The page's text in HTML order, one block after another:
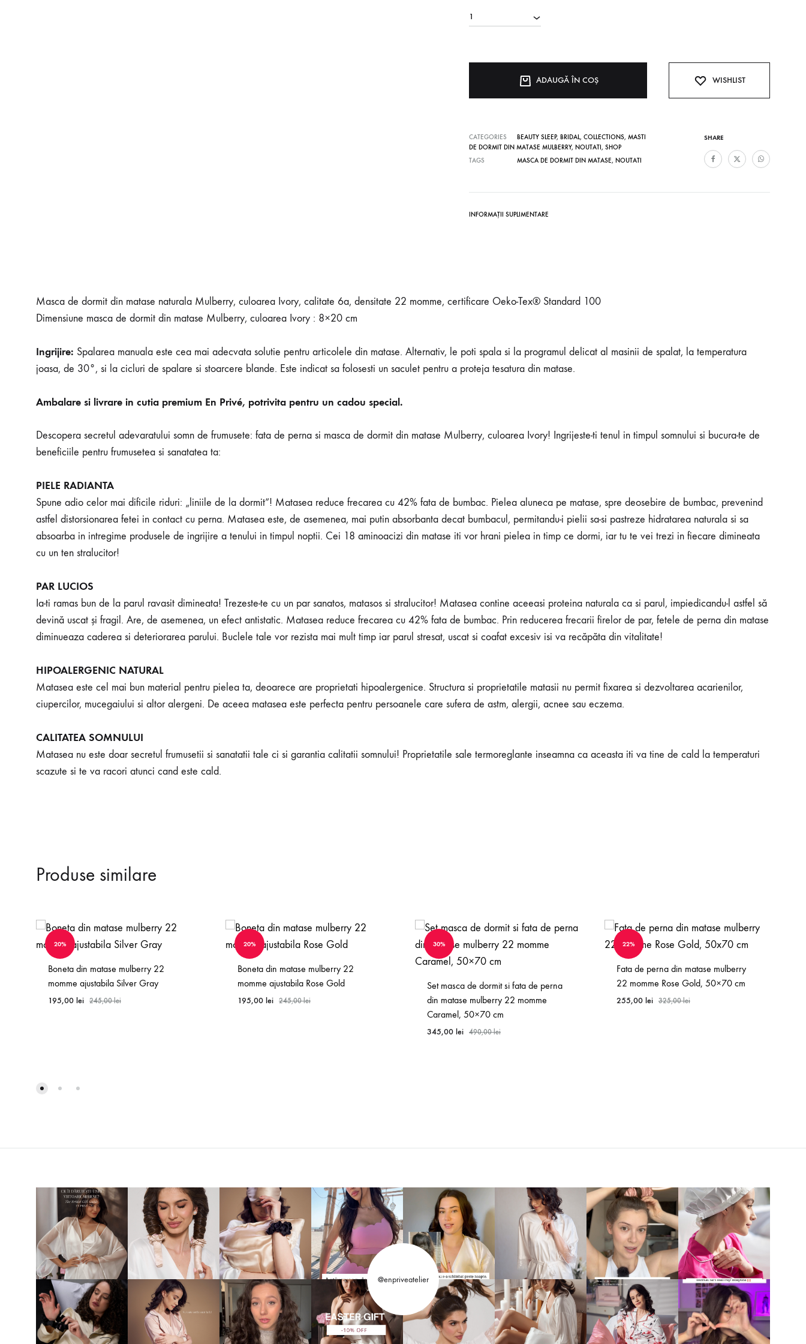
1
ADAUGĂ ÎN COȘ WISHLIST
SHARE
CATEGORIES BEAUTY SLEEP, BRIDAL, COLLECTIONS, MASTI
DE DORMIT DIN MATASE MULBERRY, NOUTATI, SHOP
TAGS
MASCA DE DORMIT DIN MATASE, NOUTATI
INFORMAȚII SUPLIMENTARE
Masca de dormit din matase naturala Mulberry, culoarea Ivory, calitate 6a, densitate 22 momme, certificare Oeko-Tex® Standard 100
Dimensiune masca de dormit din matase Mulberry, culoarea Ivory : 8×20 cm
Ingrijire: Spalarea manuala este cea mai adecvata solutie pentru articolele din matase. Alternativ, le poti spala si la programul delicat al masinii de spalat, la temperatura
joasa, de 30°, si la cicluri de spalare si stoarcere blande. Este indicat sa folosesti un saculet pentru a proteja tesatura din matase.
Ambalare si livrare in cutia premium En Privé, potrivita pentru un cadou special.
Descopera secretul adevaratului somn de frumusete: fata de perna si masca de dormit din matase Mulberry, culoarea Ivory! Ingrijeste-ti tenul in timpul somnului si bucura-te de
beneficiile pentru frumusetea si sanatatea ta:
PIELE RADIANTA
Spune adio celor mai dificile riduri: „liniile de la dormit”! Matasea reduce frecarea cu 42% fata de bumbac. Pielea aluneca pe matase, spre deosebire de bumbac, prevenind
astfel distorsionarea fetei in contact cu perna. Matasea este, de asemenea, mai putin absorbanta decat bumbacul, permitandu-i pielii sa-si pastreze hidratarea naturala si sa
absoarba in intregime produsele de ingrijire a tenului in timpul noptii. Cei 18 aminoacizi din matase iti vor hrani pielea in timp ce dormi, iar tu te vei trezi in fiecare dimineata
cu un ten stralucitor!
PAR LUCIOS
Ia-ti ramas bun de la parul ravasit dimineata! Trezeste-te cu un par sanatos, matasos si stralucitor! Matasea contine aceeasi proteina naturala ca si parul, impiedicandu-l astfel să
devină uscat și fragil. Are, de asemenea, un efect antistatic. Matasea reduce frecarea cu 42% fata de bumbac. Prin reducerea frecarii firelor de par, fetele de perna din matase
diminueaza caderea si deteriorarea parului. Buclele tale vor rezista mai mult timp iar parul stresat, uscat si coafat excesiv isi va recăpăta din vitalitate!
HIPOALERGENIC NATURAL
Matasea este cel mai bun material pentru pielea ta, deoarece are proprietati hipoalergenice. Structura si proprietatile matasii nu permit fixarea si dezvoltarea acarienilor,
ciupercilor, mucegaiului si altor alergeni. De aceea matasea este perfecta pentru persoanele care sufera de astm, alergii, acnee sau eczema.
CALITATEA SOMNULUI
Matasea nu este doar secretul frumusetii si sanatatii tale ci si garantia calitatii somnului! Proprietatile sale termoreglante inseamna ca aceasta iti va tine de cald la temperaturi
scazute si te va racori atunci cand este cald.
Produse similare
20%
Boneta din matase mulberry 22
momme ajustabila Silver Gray
195,00 lei 245,00lei
20%
Boneta din matase mulberry 22
momme ajustabila Rose Gold
195,00 lei 245,00lei
30%
Set masca de dormit si fata de perna
din matase mulberry 22 momme
Caramel, 50×70 cm
345,00 lei 490,00lei
22%
Fata de perna din matase mulberry
22 momme Rose Gold, 50×70 cm
255,00 lei 325,00lei
@enpriveatelier